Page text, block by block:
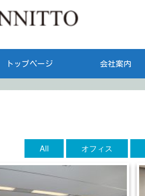
トップページ 会社案内
All オフィス